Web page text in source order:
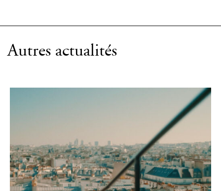
Autres actualités